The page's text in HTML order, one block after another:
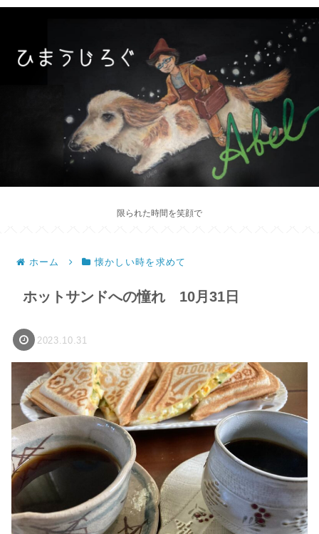
限られた時間を笑顔で
ホーム 懐かしい時を求めて
ホットサンドへの憧れ 10月31日
2023.10.31